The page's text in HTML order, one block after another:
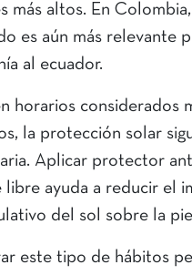
más altos. En
es aún más relevante
al ecuador.
horarios considerados
la protección solar
Aplicar protector
libre ayuda a reducir el
del sol sobre la
este tipo de hábitos